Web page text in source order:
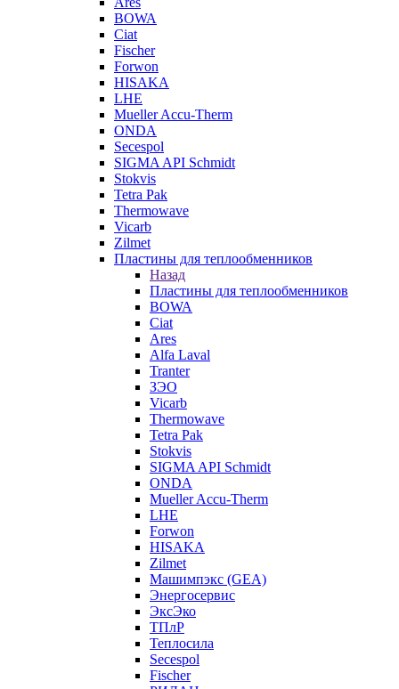
BOWA
Ciat
Fischer
Forwon
HISAKA
LHE
Mueller Accu-Therm
ONDA
Secespol
SIGMA API Schmidt
Stokvis
Tetra Pak
Thermowave
Vicarb
Zilmet
Пластины для теплообменников
Назад
Пластины для теплообменников
BOWA
Ciat
Ares
Alfa Laval
Tranter
ЗЭО
Vicarb
Thermowave
Tetra Pak
Stokvis
SIGMA API Schmidt
ONDA
Mueller Accu-Therm
LHE
Forwon
HISAKA
Zilmet
Машимпэкс (GEA)
Энергосервис
ЭксЭко
ТПлР
Теплосила
Secespol
Fischer